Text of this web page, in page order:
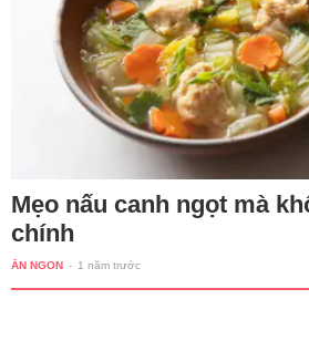
Mẹo nấu canh ngọt mà
chính
ĂN NGON - 1 năm trước